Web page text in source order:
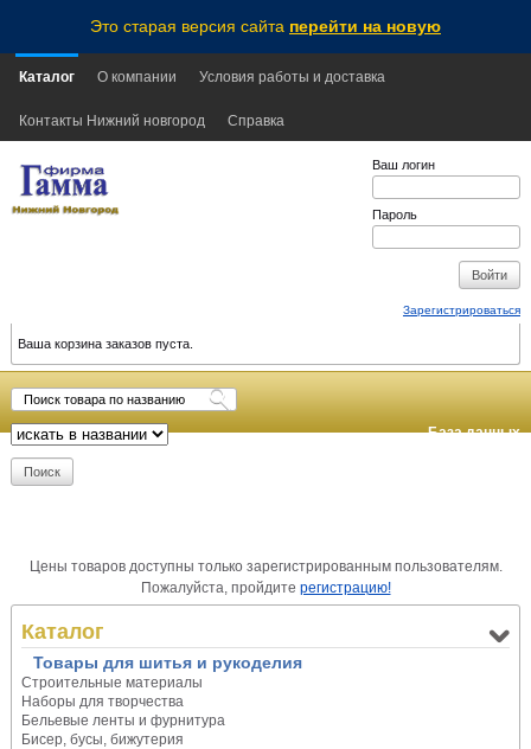
Это старая версия сайта перейти на новую
Каталог О компании Условия работы и доставка
Контакты Нижний новгород Справка
Ваш логин
Пароль
Зарегистрироваться
Ваша корзина заказов пуста.
База данных
Цены товаров доступны только зарегистрированным пользователям.
Пожалуйста, пройдите регистрацию!
Каталог
Товары для шитья и рукоделия
Строительные материалы
Наборы для творчества
Бельевые ленты и фурнитура
Бисер, бусы, бижутерия